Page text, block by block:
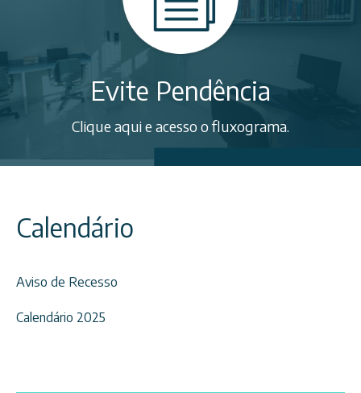
Evite Pendência
Clique aqui e acesso o fluxograma.
Calendário
Aviso de Recesso
Calendário 2025